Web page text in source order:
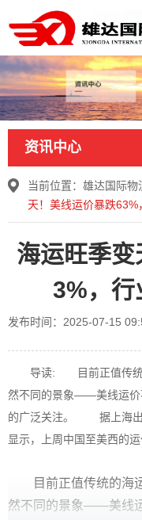
资讯中心
当前位置： 雄达国际物
天！美线运价暴跌
海运旺季
3%，行
发布时间：2025-07-15
导读: 目前正值传统
然不同的景象——美线运价
的广泛关注。 据上海出
显示，上周中国至美西的
目前正值传统的海运
然不同的景象——美线